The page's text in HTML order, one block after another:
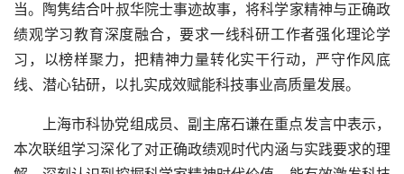
当。陶隽结合叶叔华院士事迹故事，将科学家精神与正确政
绩观学习教育深度融合，要求一线科研工作者强化理论学
习，以榜样聚力，把精神力量转化实干行动，严守作风底
线、潜心钻研，以扎实成效赋能科技事业高质量发展。
上海市科协党组成员、副主席石谦在重点发言中表示，
本次联组学习深化了对正确政绩观时代内涵与实践要求的理